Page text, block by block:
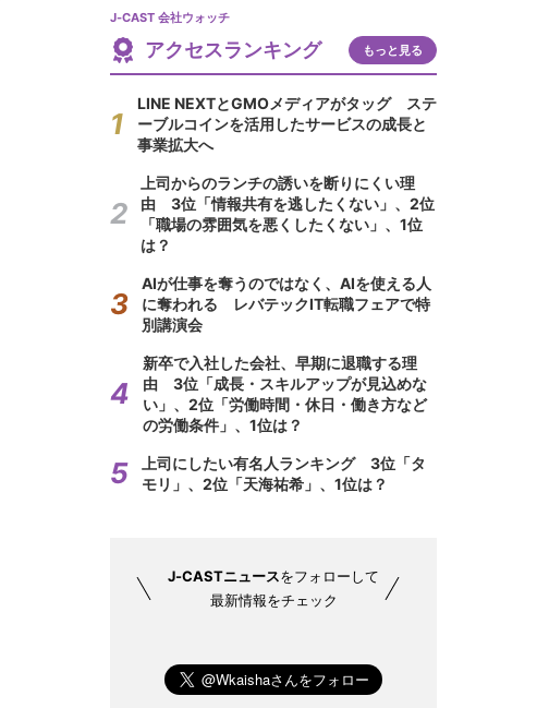
J-CAST 会社ウォッチ
アクセスランキング もっと見る
LINE NEXTとGMOメディアがタッグ ステ
ーブルコインを活用したサービスの成長と
事業拡大へ
上司からのランチの誘いを断りにくい理
由 3位「情報共有を逃したくない」、2位
「職場の雰囲気を悪くしたくない」、1位
は？
AIが仕事を奪うのではなく、AIを使える人
に奪われる レバテックIT転職フェアで特
別講演会
新卒で入社した会社、早期に退職する理
由 3位「成長・スキルアップが見込めな
い」、2位「労働時間・休日・働き方など
の労働条件」、1位は？
上司にしたい有名人ランキング 3位「タ
モリ」、2位「天海祐希」、1位は？
J-CASTニュースをフォローして
最新情報をチェック